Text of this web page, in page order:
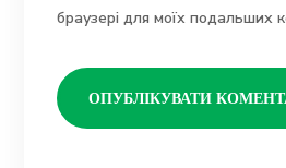
браузері для моїх подальших